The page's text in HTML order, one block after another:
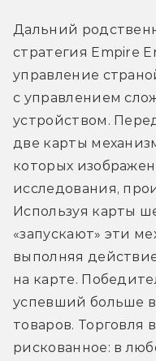
Дальний
стратегия Empire
управление
с управлением
устройством.
две карты
которых
исследования,
Используя карты
«запускают» эти
выполняя
на карте.
успевший больше
товаров. Торговля
рискованное: в